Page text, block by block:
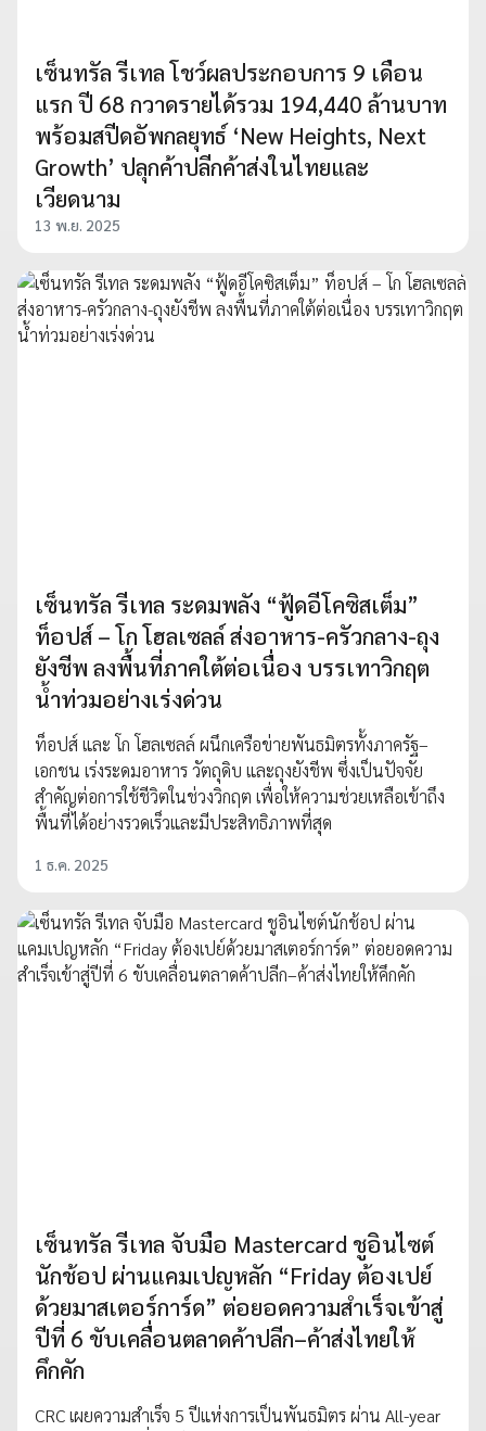
เซ็นทรัล รีเทล โชว์ผลประกอบการ 9 เดือน
แรก ปี 68 กวาดรายได้รวม 194,440 ล้านบาท
พร้อมสปีดอัพกลยุทธ์ ‘New Heights, Next
Growth’ ปลุกค้าปลีกค้าส่งในไทยและ
เวียดนาม
13 พ.ย. 2025
เซ็นทรัล รีเทล ระดมพลัง “ฟู้ดอีโคซิสเต็ม”
ท็อปส์ – โก โฮลเซลล์ ส่งอาหาร-ครัวกลาง-ถุง
ยังชีพ ลงพื้นที่ภาคใต้ต่อเนื่อง บรรเทาวิกฤต
น้ำท่วมอย่างเร่งด่วน
ท็อปส์ และ โก โฮลเซลล์ ผนึกเครือข่ายพันธมิตรทั้งภาครัฐ–
เอกชน เร่งระดมอาหาร วัตถุดิบ และถุงยังชีพ ซึ่งเป็นปัจจัย
สำคัญต่อการใช้ชีวิตในช่วงวิกฤต เพื่อให้ความช่วยเหลือเข้าถึง
พื้นที่ได้อย่างรวดเร็วและมีประสิทธิภาพที่สุด
1 ธ.ค. 2025
เซ็นทรัล รีเทล จับมือ Mastercard ชูอินไซต์
นักช้อป ผ่านแคมเปญหลัก “Friday ต้องเปย์
ด้วยมาสเตอร์การ์ด” ต่อยอดความสำเร็จเข้าสู่
ปีที่ 6 ขับเคลื่อนตลาดค้าปลีก–ค้าส่งไทยให้
คึกคัก
CRC เผยความสำเร็จ 5 ปีแห่งการเป็นพันธมิตร ผ่าน All-year